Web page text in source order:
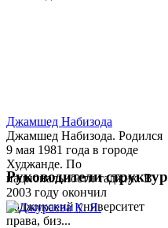
Джамшед Набизода
Джамшед Набизода. Родился
9 мая 1981 года в городе
Худжанде. По
национальности таджик. В
2003 году окончил
Таджикский университет
права, биз...
Руководители структур